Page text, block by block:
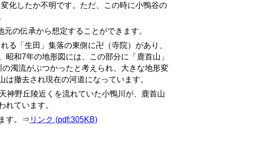
化したか不明です。ただ、この時に小鴨谷の
の伝承から想定することができます。
る「生田」集落の東側に卍（寺院）があり、
和7年の地形図には、この部分に「鹿首山」
濁流がぶつかったと考えられ、大きな地形変
撤去され現在の河道になっています。
神野丘陵近くを流れていた小鴨川が、鹿首山
れています。
す。⇒ リンク (pdf:305KB)